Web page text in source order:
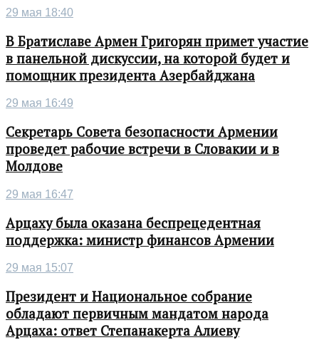
29 мая 18:40
В Братиславе Армен Григорян примет участие
в панельной дискуссии, на которой будет и
помощник президента Азербайджана
29 мая 16:49
Секретарь Совета безопасности Армении
проведет рабочие встречи в Словакии и в
Молдове
29 мая 16:47
Арцаху была оказана беспрецедентная
поддержка: министр финансов Армении
29 мая 15:07
Президент и Национальное собрание
обладают первичным мандатом народа
Арцаха: ответ Степанакерта Алиеву